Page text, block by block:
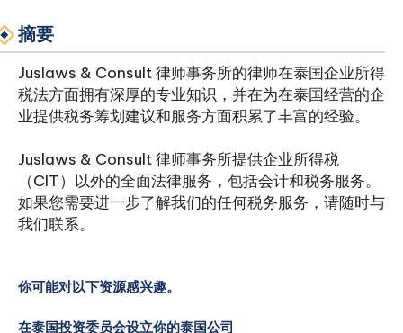
摘要
Juslaws & Consult 律师事务所的律师在泰国企业所得
税法方面拥有深厚的专业知识，并在为在泰国经营的企
业提供税务筹划建议和服务方面积累了丰富的经验。
Juslaws & Consult 律师事务所提供企业所得税
（CIT）以外的全面法律服务，包括会计和税务服务。
如果您需要进一步了解我们的任何税务服务，请随时与
我们联系。
你可能对以下资源感兴趣。
在泰国投资委员会设立你的泰国公司